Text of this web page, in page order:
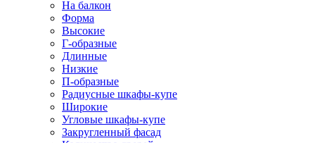
На балкон
Форма
Высокие
Г-образные
Длинные
Низкие
П-образные
Радиусные шкафы-купе
Широкие
Угловые шкафы-купе
Закругленный фасад